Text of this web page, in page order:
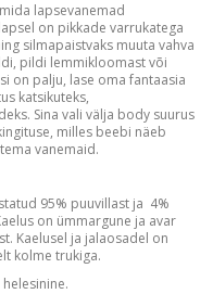
lapsevanemad
on pikkade varrukatega
silmapaistvaks muuta vahva
pildi lemmikloomast või
on palju, lase oma fantaasia
katsikuteks,
Sina vali välja body suurus
milles beebi näeb
vanemaid.
95% puuvillast ja 4%
on ümmargune ja avar
Kaelusel ja jalaosadel on
kolme trukiga.